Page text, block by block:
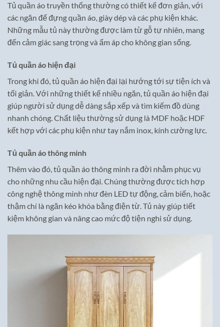
Tủ quần áo truyền thống thường có thiết kế đơn giản, với
các ngăn để đựng quần áo, giày dép và các phụ kiện khác.
Những mẫu tủ này thường được làm từ gỗ tự nhiên, mang
đến cảm giác sang trọng và ấm áp cho không gian sống.
Tủ quần áo hiện đại
Trong khi đó, tủ quần áo hiện đại lại hướng tới sự tiện ích và
tối giản. Với những thiết kế nhiều ngăn, tủ quần áo hiện đại
giúp người sử dụng dễ dàng sắp xếp và tìm kiếm đồ dùng
nhanh chóng. Chất liệu thường sử dụng là MDF hoặc HDF
kết hợp với các phụ kiện như tay nắm inox, kính cường lực.
Tủ quần áo thông minh
Thêm vào đó, tủ quần áo thông minh ra đời nhằm phục vụ
cho những nhu cầu hiện đại. Chúng thường được tích hợp
công nghệ thông minh như đèn LED tự động, cảm biến, hoặc
thậm chí là ngăn kéo khóa bằng điện từ. Tủ này giúp tiết
kiệm không gian và nâng cao mức độ tiện nghi sử dụng.